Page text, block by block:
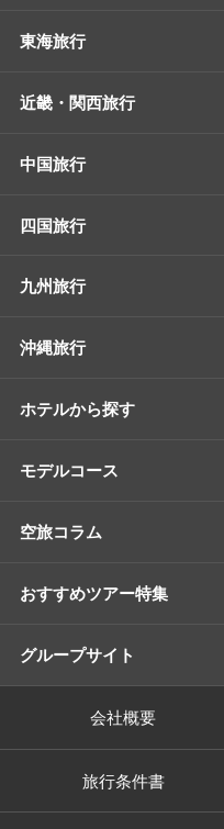
東海旅行
近畿・関西旅行
中国旅行
四国旅行
九州旅行
沖縄旅行
ホテルから探す
モデルコース
空旅コラム
おすすめツアー特集
グループサイト
会社概要
旅行条件書